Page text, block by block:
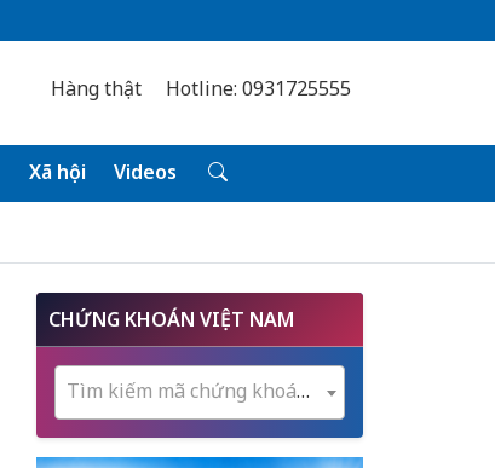
Hàng thật Hotline: 0931725555
Xã hội Videos
CHỨNG KHOÁN VIỆT NAM
Tìm kiếm mã chứng khoán...